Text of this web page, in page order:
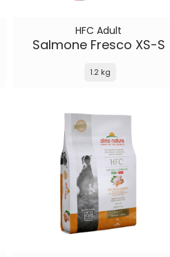
HFC Adult
Salmone Fresco XS-S
1.2 kg